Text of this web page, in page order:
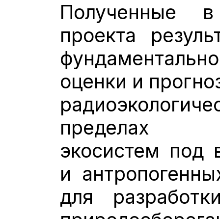
Полученные
проекта
оценки и
пределах
экосистем под
и
для